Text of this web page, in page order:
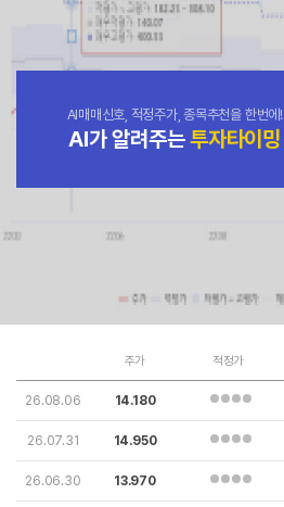
AI매매신호, 적정주가, 종목추천을 한번에!
AI가 알려주는투자타이밍
주가 적정가
26.08.06 14.180
26.07.31 14.950
26.06.30 13.970